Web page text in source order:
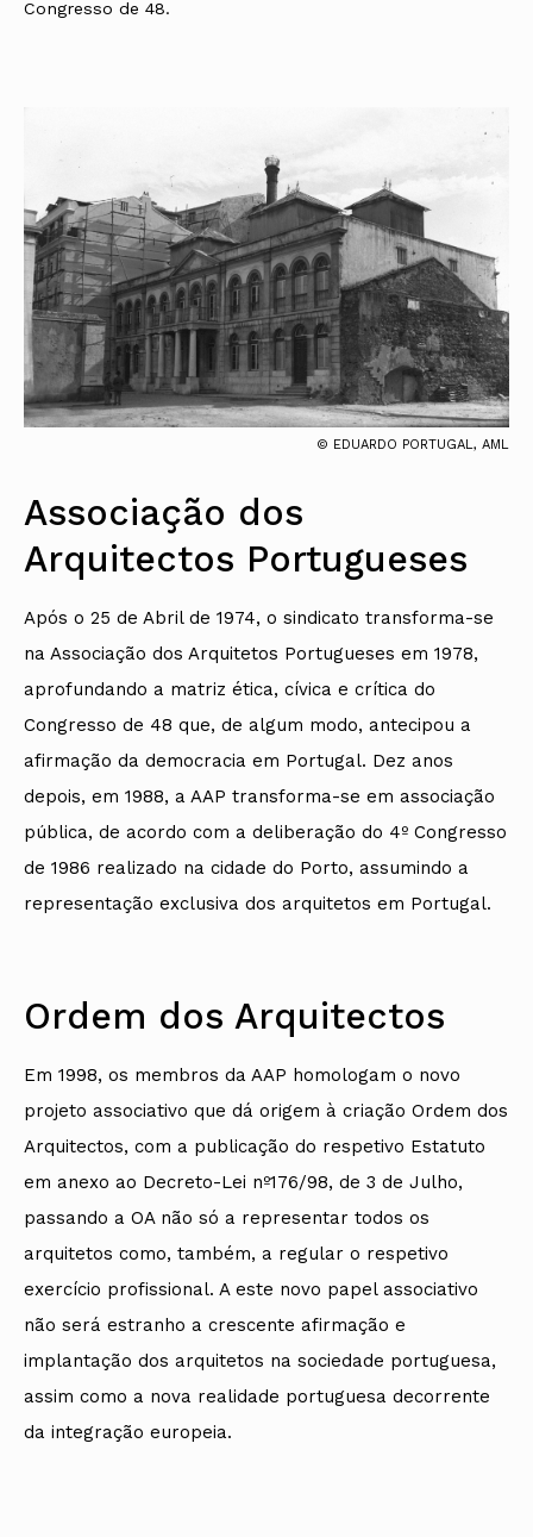
Congresso de 48.
© EDUARDO PORTUGAL, AML
Associação dos
Arquitectos Portugueses
Após o 25 de Abril de 1974, o sindicato transforma-se
na Associação dos Arquitetos Portugueses em 1978,
aprofundando a matriz ética, cívica e crítica do
Congresso de 48 que, de algum modo, antecipou a
afirmação da democracia em Portugal. Dez anos
depois, em 1988, a AAP transforma-se em associação
pública, de acordo com a deliberação do 4º Congresso
de 1986 realizado na cidade do Porto, assumindo a
representação exclusiva dos arquitetos em Portugal.
Ordem dos Arquitectos
Em 1998, os membros da AAP homologam o novo
projeto associativo que dá origem à criação Ordem dos
Arquitectos, com a publicação do respetivo Estatuto
em anexo ao Decreto-Lei nº176/98, de 3 de Julho,
passando a OA não só a representar todos os
arquitetos como, também, a regular o respetivo
exercício profissional. A este novo papel associativo
não será estranho a crescente afirmação e
implantação dos arquitetos na sociedade portuguesa,
assim como a nova realidade portuguesa decorrente
da integração europeia.